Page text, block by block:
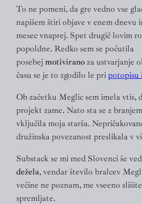
To ne pomeni, da gre vedno vse
napišem štiri objave v enem dnevu
mesec vnaprej. Spet drugič lovim
popoldne. Redko sem se počutila
posebej motiviranoza ustvarjanje
času se je to zgodilo le pripotopisu
Ob začetku Meglic sem imela vtis,
projekt zame. Nato sta se z
vključila moja starša.
družinska povezanost preslikala v
Substack se mi med Slovenci še
dežela, vendar število bralcev
večine ne poznam, me vseeno
spremljate.